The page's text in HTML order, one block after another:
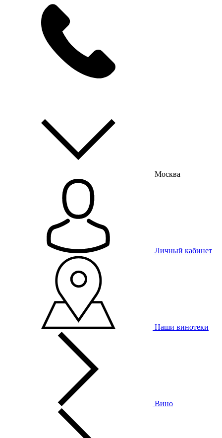
Москва
Личный кабинет
Наши винотеки
Вино